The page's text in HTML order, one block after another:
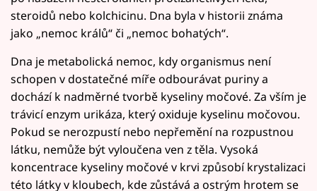
steroidů nebo kolchicinu. Dna byla v historii známa
jako „nemoc králů“ či „nemoc bohatých“.
Dna je metabolická nemoc, kdy organismus není
schopen v dostatečné míře odbourávat puriny a
dochází k nadměrné tvorbě kyseliny močové. Za vším je
trávicí enzym urikáza, který oxiduje kyselinu močovou.
Pokud se nerozpustí nebo nepřemění na rozpustnou
látku, nemůže být vyloučena ven z těla. Vysoká
koncentrace kyseliny močové v krvi způsobí krystalizaci
této látky v kloubech, kde zůstává a ostrým hrotem se